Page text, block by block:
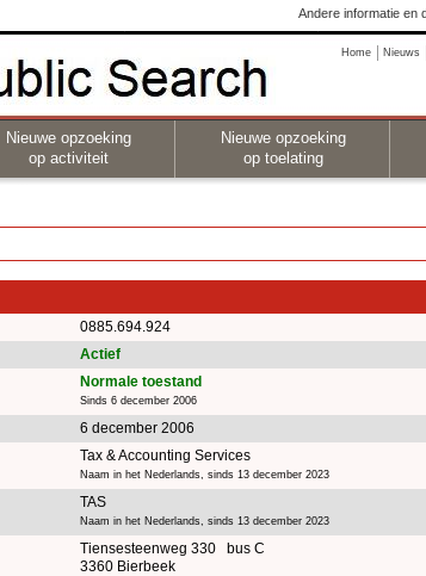
Andere informatie en
Home Nieuws
Nieuwe opzoeking
op activiteit
Nieuwe opzoeking
op toelating
0885.694.924
Actief
Normale toestand
Sinds 6 december 2006
6 december 2006
Tax & Accounting Services
Naam in het Nederlands, sinds 13 december 2023
TAS
Naam in het Nederlands, sinds 13 december 2023
Tiensesteenweg 330 bus C
3360 Bierbeek